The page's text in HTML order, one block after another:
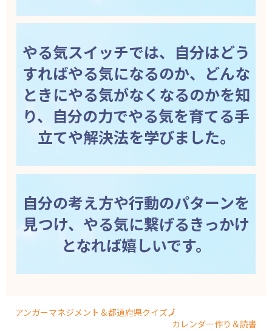
やる気スイッチでは、自分はどう
すればやる気になるのか、どんな
ときにやる気がなくなるのかを知
り、自分の力でやる気を育てる手
立てや解決法を学びました。
自分の考え方や行動のパターンを
見つけ、やる気に繋げるきっかけ
となれば嬉しいです。
アンガーマネジメント＆都道府県クイズ🗾
カレンダー作り＆読書